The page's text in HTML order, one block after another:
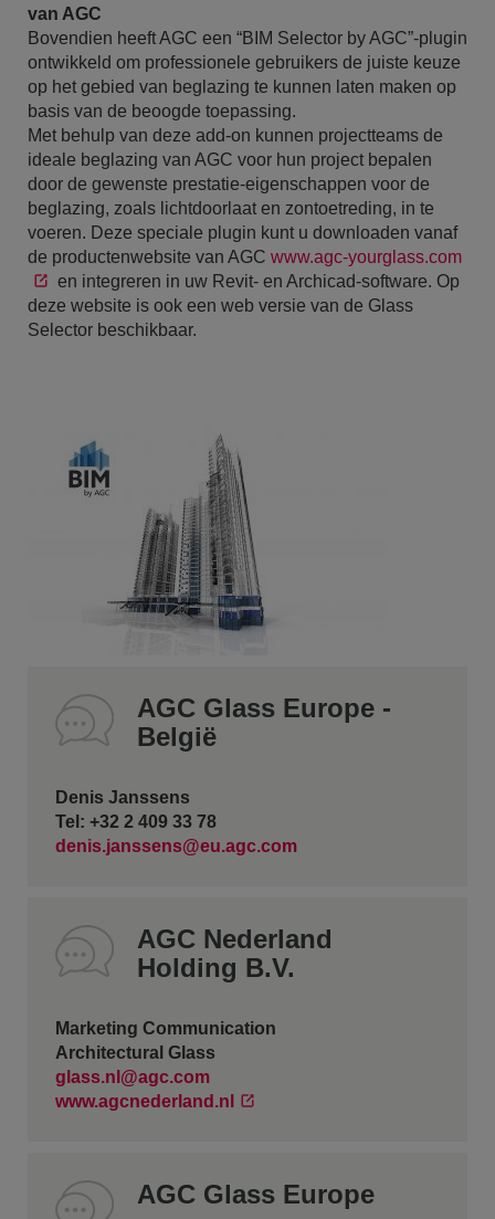
van AGC
Bovendien heeft AGC een “BIM Selector by AGC”-plugin
ontwikkeld om professionele gebruikers de juiste keuze
op het gebied van beglazing te kunnen laten maken op
basis van de beoogde toepassing.
Met behulp van deze add-on kunnen projectteams de
ideale beglazing van AGC voor hun project bepalen
door de gewenste prestatie-eigenschappen voor de
beglazing, zoals lichtdoorlaat en zontoetreding, in te
voeren. Deze speciale plugin kunt u downloaden vanaf
de productenwebsite van AGC www.agc-yourglass.com
en integreren in uw Revit- en Archicad-software. Op
deze website is ook een web versie van de Glass
Selector beschikbaar.
AGC Glass Europe -
België
Denis Janssens
Tel: +32 2 409 33 78
denis.janssens@eu.agc.com
AGC Nederland
Holding B.V.
Marketing Communication
Architectural Glass
glass.nl@agc.com
www.agcnederland.nl
AGC Glass Europe